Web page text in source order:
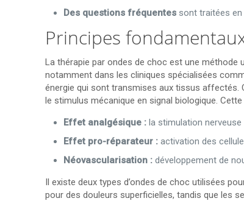
Des questions fréquentes sont traitées en
Principes
La thérapie par ondes de choc est une
notamment dans les cliniques spécialisées
énergie qui sont transmises aux tissus affectés.
le stimulus mécanique en signal biologique.
Effet analgésique : la stimulation
Effet pro-réparateur : activation des
Néovascularisation : développement de
Il existe deux types d’ondes de choc utilisées
pour des douleurs superficielles, tandis que les